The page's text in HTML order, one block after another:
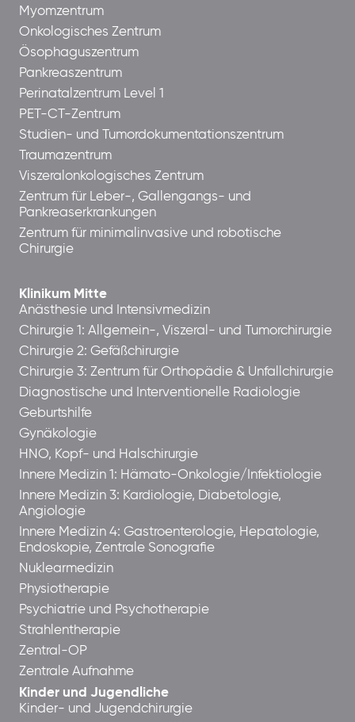
Myomzentrum
Onkologisches Zentrum
Ösophaguszentrum
Pankreaszentrum
Perinatalzentrum Level 1
PET-CT-Zentrum
Studien- und Tumordokumentationszentrum
Traumazentrum
Viszeralonkologisches Zentrum
Zentrum für Leber-, Gallengangs- und
Pankreaserkrankungen
Zentrum für minimalinvasive und robotische
Chirurgie
Klinikum Mitte
Anästhesie und Intensivmedizin
Chirurgie 1: Allgemein-, Viszeral- und Tumorchirurgie
Chirurgie 2: Gefäßchirurgie
Chirurgie 3: Zentrum für Orthopädie & Unfallchirurgie
Diagnostische und Interventionelle Radiologie
Geburtshilfe
Gynäkologie
HNO, Kopf- und Halschirurgie
Innere Medizin 1: Hämato-Onkologie/Infektiologie
Innere Medizin 3: Kardiologie, Diabetologie,
Angiologie
Innere Medizin 4: Gastroenterologie, Hepatologie,
Endoskopie, Zentrale Sonografie
Nuklearmedizin
Physiotherapie
Psychiatrie und Psychotherapie
Strahlentherapie
Zentral-OP
Zentrale Aufnahme
Kinder und Jugendliche
Kinder- und Jugendchirurgie